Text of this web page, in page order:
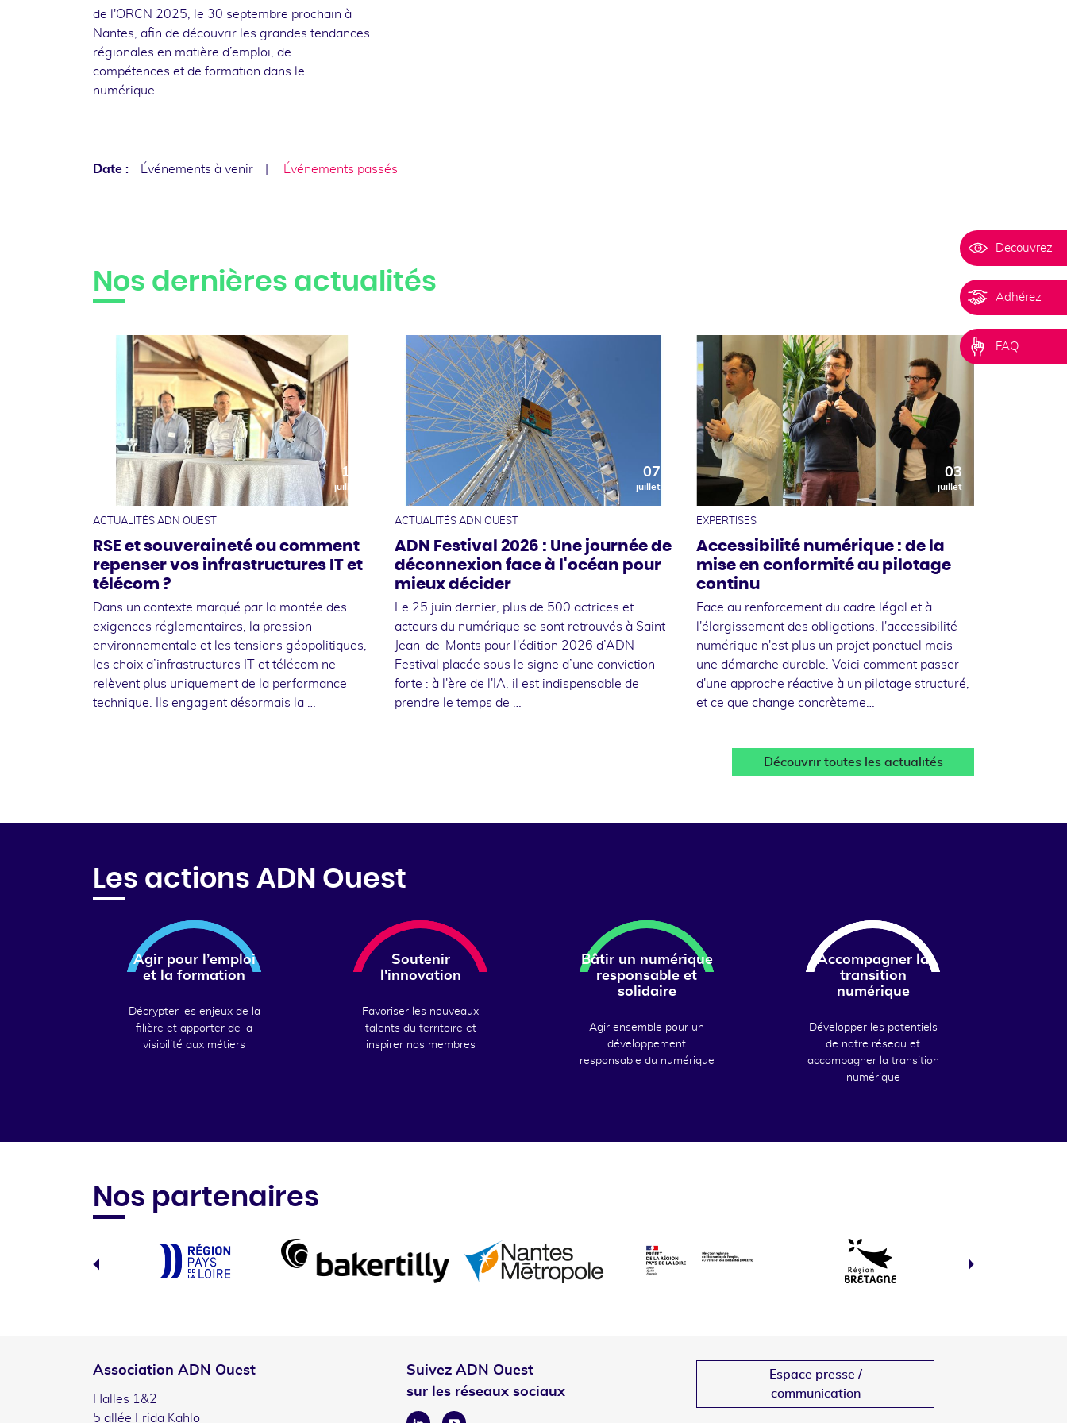
de l'ORCN 2025, le 30 septembre prochain à
Nantes, afin de découvrir les grandes tendances
régionales en matière d’emploi, de
compétences et de formation dans le
numérique.
Date : Événements à venir Événements passés
Decouvrez
Adhérez
FAQ
Nos dernières actualités
10
juillet
ACTUALITÉS ADN OUEST
RSE et souveraineté ou comment
repenser vos infrastructures IT et
télécom ?
Dans un contexte marqué par la montée des
exigences réglementaires, la pression
environnementale et les tensions géopolitiques,
les choix d’infrastructures IT et télécom ne
relèvent plus uniquement de la performance
technique. Ils engagent désormais la …
07
juillet
ACTUALITÉS ADN OUEST
ADN Festival 2026 : Une journée de
déconnexion face à l'océan pour
mieux décider
Le 25 juin dernier, plus de 500 actrices et
acteurs du numérique se sont retrouvés à Saint-
Jean-de-Monts pour l'édition 2026 d’ADN
Festival placée sous le signe d’une conviction
forte : à l'ère de l'IA, il est indispensable de
prendre le temps de …
03
juillet
EXPERTISES
Accessibilité numérique : de la
mise en conformité au pilotage
continu
Face au renforcement du cadre légal et à
l'élargissement des obligations, l'accessibilité
numérique n'est plus un projet ponctuel mais
une démarche durable. Voici comment passer
d'une approche réactive à un pilotage structuré,
et ce que change concrèteme…
Découvrir toutes les actualités
Les actions ADN Ouest
Agir pour l’emploi
et la formation
Décrypter les enjeux de la
filière et apporter de la
visibilité aux métiers
Soutenir
l'innovation
Favoriser les nouveaux
talents du territoire et
inspirer nos membres
Bâtir un numérique
responsable et
solidaire
Agir ensemble pour un
développement
responsable du numérique
Accompagner la
transition
numérique
Développer les potentiels
de notre réseau et
accompagner la transition
numérique
Nos partenaires
Association ADN Ouest
Halles 1&2
5 allée Frida Kahlo
Suivez ADN Ouest
sur les réseaux sociaux
Espace presse /
communication